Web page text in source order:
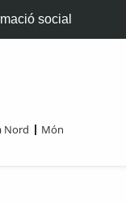
social
Nord Món